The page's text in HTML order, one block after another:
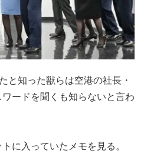
と知った獣らは空港の社長・
ードを聞くも知らないと言わ
に入っていたメモを見る。